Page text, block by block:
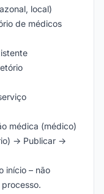
local)
de médicos
médica (médico)
→ Publicar →
início – não